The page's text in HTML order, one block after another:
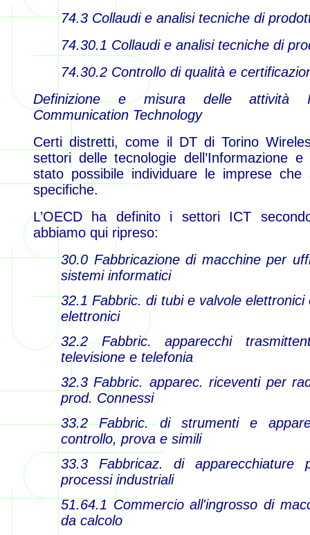
74.3 Collaudi e analisi tecniche di
74.30.1 Collaudi e analisi tecniche di
74.30.2 Controllo di qualità e
Definizione e misura delle attività
Communication Technology
Certi distretti, come il DT di Torino
settori delle tecnologie dell’Informazione
stato possibile individuare le imprese che
specifiche.
L’OECD ha definito i settori ICT
abbiamo qui ripreso:
30.0 Fabbricazione di macchine per
sistemi informatici
32.1 Fabbric. di tubi e valvole
elettronici
32.2 Fabbric. apparecchi
televisione e telefonia
32.3 Fabbric. apparec. riceventi per
prod. Connessi
33.2 Fabbric. di strumenti e
controllo, prova e simili
33.3 Fabbricaz. di
processi industriali
51.64.1 Commercio all'ingrosso di
da calcolo